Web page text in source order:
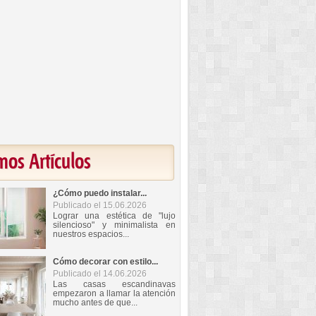
Artículos
¿Cómo puedo instalar...
Publicado el 15.06.2026
Lograr una estética de "lujo
silencioso" y minimalista en
nuestros espacios...
Cómo decorar con estilo...
Publicado el 14.06.2026
Las casas escandinavas
empezaron a llamar la atención
mucho antes de que...